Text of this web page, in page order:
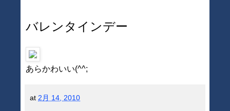
バレンタインデー
あらかわいい(^^;
at 2月 14, 2010